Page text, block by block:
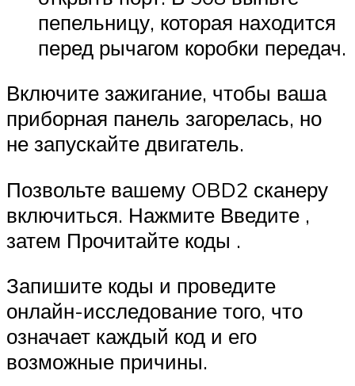
пепельницу, которая находится
перед рычагом коробки передач.
Включите зажигание, чтобы ваша
приборная панель загорелась, но
не запускайте двигатель.
Позвольте вашему OBD2 сканеру
включиться. Нажмите Введите ,
затем Прочитайте коды .
Запишите коды и проведите
онлайн-исследование того, что
означает каждый код и его
возможные причины.